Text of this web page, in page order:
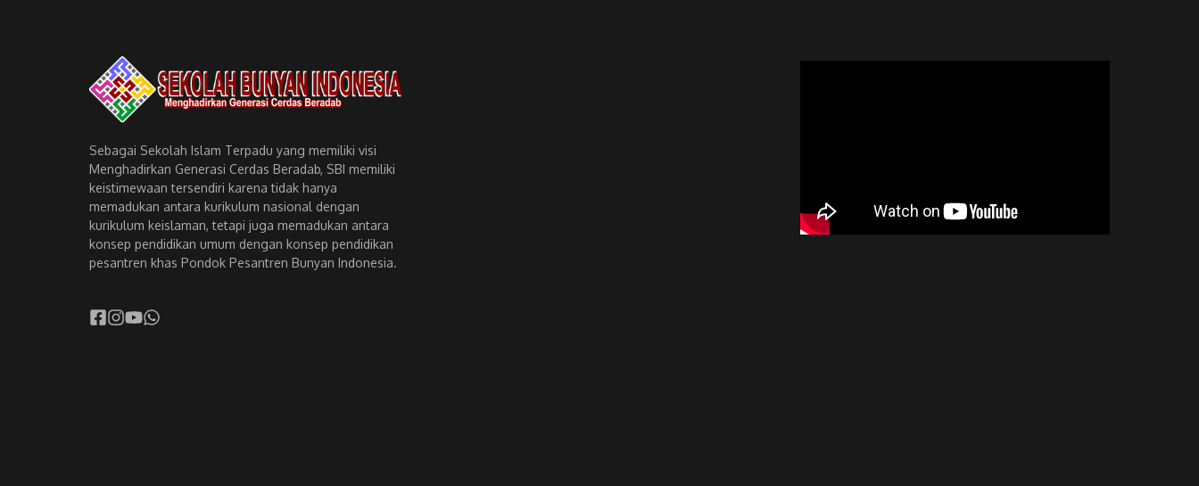
Sebagai Sekolah Islam Terpadu yang memiliki visi
Menghadirkan Generasi Cerdas Beradab, SBI memiliki
keistimewaan tersendiri karena tidak hanya
memadukan antara kurikulum nasional dengan
kurikulum keislaman, tetapi juga memadukan antara
konsep pendidikan umum dengan konsep pendidikan
pesantren khas Pondok Pesantren Bunyan Indonesia.